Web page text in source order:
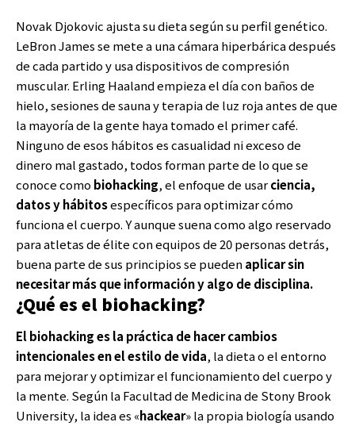
Novak Djokovic ajusta su dieta según su perfil genético.
LeBron James se mete a una cámara hiperbárica después
de cada partido y usa dispositivos de compresión
muscular. Erling Haaland empieza el día con baños de
hielo, sesiones de sauna y terapia de luz roja antes de que
la mayoría de la gente haya tomado el primer café.
Ninguno de esos hábitos es casualidad ni exceso de
dinero mal gastado, todos forman parte de lo que se
conoce como biohacking, el enfoque de usarciencia,
datos y hábitosespecíficos para optimizar cómo
funciona el cuerpo. Y aunque suena como algo reservado
para atletas de élite con equipos de 20 personas detrás,
buena parte de sus principios se puedenaplicar sin
necesitar más que información y algo de disciplina.
¿Qué es el biohacking?
El biohacking es la práctica de hacer cambios
intencionales en el estilo de vida, la dieta o el entorno
para mejorar y optimizar el funcionamiento del cuerpo y
la mente. Según la Facultad de Medicina de Stony Brook
University, la idea es «hackear» la propia biología usando